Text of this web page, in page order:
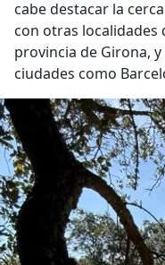
cabe destacar la
con otras localidades
provincia de Girona,
ciudades como